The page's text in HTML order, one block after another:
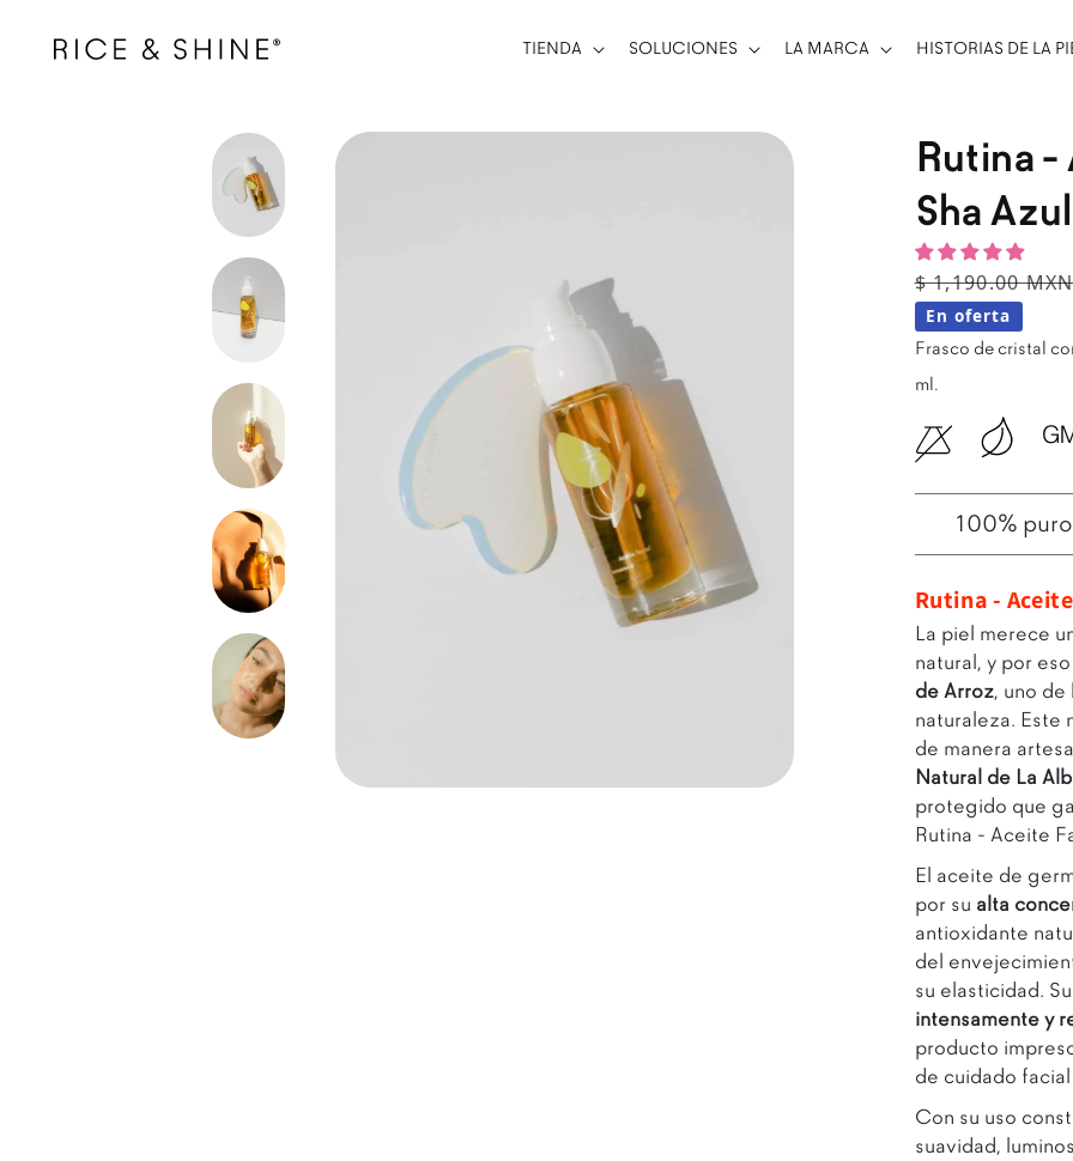
Abrir enlace TIENDA SOLUCIONES LA MARCA HISTORIAS DE LA
Rutina -
Sha Azul
Precio
$ 1,190.00 MXN
Precio de
En oferta
Frasco de cristal
ml.
100%
Rutina -
La piel merece
natural, y por
de Arroz, uno de
naturaleza. Este
de manera
Natural de La
protegido que
Rutina - Aceite
El aceite de
por su alta
antioxidante
del
su elasticidad.
intensamente y
producto
de cuidado
Con su uso
suavidad,